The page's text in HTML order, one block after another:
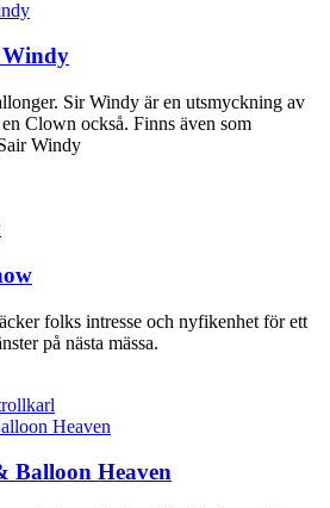
Windy
Sir Windy är en utsmyckning av
Clown också. Finns även som
Windy
folks intresse och nyfikenhet för ett
på nästa mässa.
Balloon Heaven